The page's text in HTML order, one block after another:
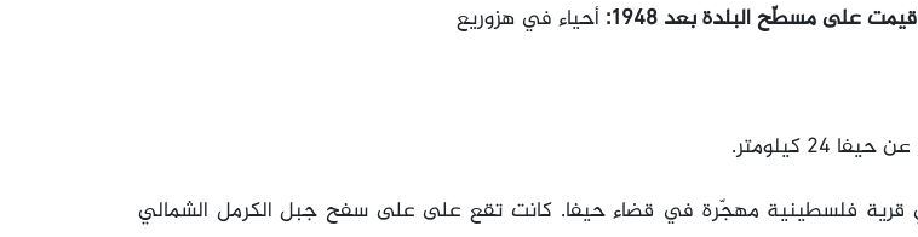
على مسطّح البلدة بعد 1948:
أحياء في هزوريع
24 كيلومتر.
قرية فلسطينية مهجّرة في قضاء حيفا. كانت تقع على على سفح جبل الكرمل الشمالي